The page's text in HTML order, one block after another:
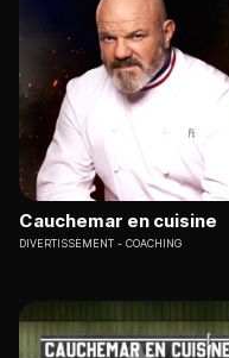
Cauchemar en cuisine
DIVERTISSEMENT COACHING